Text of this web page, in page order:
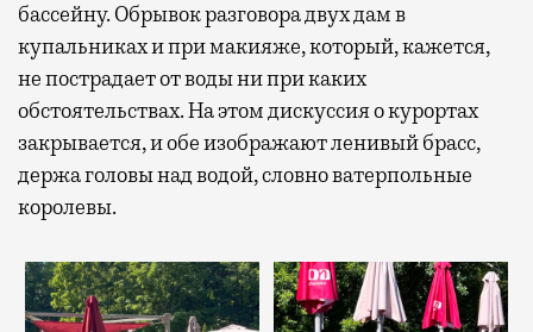
бассейну. Обрывок разговора двух дам в
купальниках и при макияже, который, кажется,
не пострадает от воды ни при каких
обстоятельствах. На этом дискуссия о курортах
закрывается, и обе изображают ленивый брасс,
держа головы над водой, словно ватерпольные
королевы.